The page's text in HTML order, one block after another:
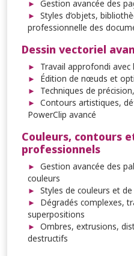
Gestion avancée des
Styles d’objets,
professionnelle des
Dessin vectoriel
Travail approfondi
Édition de nœuds et
Techniques de
Contours artistiques,
PowerClip avancé
Couleurs, contours
professionnels
Gestion avancée des
couleurs
Styles de couleurs et
Dégradés complexes,
superpositions
Ombres, extrusions,
destructifs